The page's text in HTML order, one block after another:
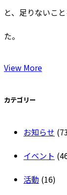
と、足りないこ
た。
View More
カテゴリー
お知らせ
イベント
活動 (16)